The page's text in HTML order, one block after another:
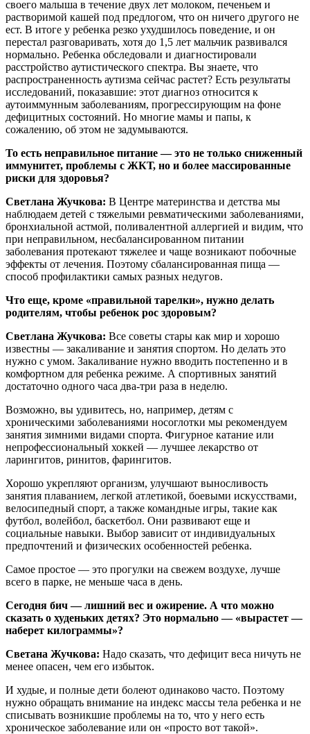
своего малыша в течение двух лет молоком, печеньем и
растворимой кашей под предлогом, что он ничего другого не
ест. В итоге у ребенка резко ухудшилось поведение, и он
перестал разговаривать, хотя до 1,5 лет мальчик развивался
нормально. Ребенка обследовали и диагностировали
расстройство аутистического спектра. Вы знаете, что
распространенность аутизма сейчас растет? Есть результаты
исследований, показавшие: этот диагноз относится к
аутоиммунным заболеваниям, прогрессирующим на фоне
дефицитных состояний. Но многие мамы и папы, к
сожалению, об этом не задумываются.
То есть неправильное питание — это не только сниженный
иммунитет, проблемы с ЖКТ, но и более массированные
риски для здоровья?
Светлана Жучкова: В Центре материнства и детства мы
наблюдаем детей с тяжелыми ревматическими заболеваниями,
бронхиальной астмой, поливалентной аллергией и видим, что
при неправильном, несбалансированном питании
заболевания протекают тяжелее и чаще возникают побочные
эффекты от лечения. Поэтому сбалансированная пища —
способ профилактики самых разных недугов.
Что еще, кроме «правильной тарелки», нужно делать
родителям, чтобы ребенок рос здоровым?
Светлана Жучкова: Все советы стары как мир и хорошо
известны — закаливание и занятия спортом. Но делать это
нужно с умом. Закаливание нужно вводить постепенно и в
комфортном для ребенка режиме. А спортивных занятий
достаточно одного часа два-три раза в неделю.
Возможно, вы удивитесь, но, например, детям с
хроническими заболеваниями носоглотки мы рекомендуем
занятия зимними видами спорта. Фигурное катание или
непрофессиональный хоккей — лучшее лекарство от
ларингитов, ринитов, фарингитов.
Хорошо укрепляют организм, улучшают выносливость
занятия плаванием, легкой атлетикой, боевыми искусствами,
велосипедный спорт, а также командные игры, такие как
футбол, волейбол, баскетбол. Они развивают еще и
социальные навыки. Выбор зависит от индивидуальных
предпочтений и физических особенностей ребенка.
Самое простое — это прогулки на свежем воздухе, лучше
всего в парке, не меньше часа в день.
Сегодня бич — лишний вес и ожирение. А что можно
сказать о худеньких детях? Это нормально — «вырастет —
наберет килограммы»?
Светана Жучкова: Надо сказать, что дефицит веса ничуть не
менее опасен, чем его избыток.
И худые, и полные дети болеют одинаково часто. Поэтому
нужно обращать внимание на индекс массы тела ребенка и не
списывать возникшие проблемы на то, что у него есть
хроническое заболевание или он «просто вот такой».